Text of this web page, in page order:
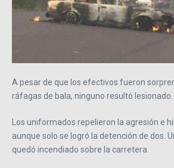
A pesar de que los efectivos fueron
ráfagas de bala, ninguno resultó lesionado.
Los uniformados repelieron la agresión e
aunque solo se logró la detención de dos.
quedó incendiado sobre la carretera.